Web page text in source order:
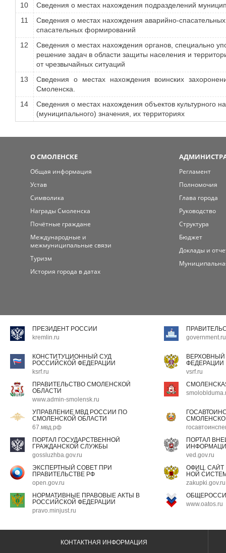
10
Сведения о местах нахождения подразделений
11
Сведения о местах нахождения аварийно-
спасательных формирований
12
Сведения о местах нахождения органов, специально
решение задач в области защиты населения и
от чрезвычайных ситуаций
13
Сведения о местах нахождения воинских
Смоленска.
14
Сведения о местах нахождения объектов культурного
(муниципального) значения, их территориях
О СМОЛЕНСКЕ
Общая информация
Устав
Символика
Награды Смоленска
Почётные граждане
Международные и
межмуниципальные связи
Туризм
История города в датах
Регламент
Полномочия
Глава города
Руководство
Структура
Бюджет
Доклады и
ПРЕЗИДЕНТ РОССИИ
kremlin.ru
government.ru
КОНСТИТУЦИОННЫЙ СУД
РОССИЙСКОЙ ФЕДЕРАЦИИ
ksrf.ru
ФЕДЕРАЦИИ
vsrf.ru
ПРАВИТЕЛЬСТВО СМОЛЕНСКОЙ
ОБЛАСТИ
www.admin-smolensk.ru
УПРАВЛЕНИЕ МВД РОССИИ ПО
СМОЛЕНСКОЙ ОБЛАСТИ
67.мвд.рф
ПОРТАЛ ГОСУДАРСТВЕННОЙ
ГРАЖДАНСКОЙ СЛУЖБЫ
gossluzhba.gov.ru
ПОРТАЛ
ved.gov.ru
ЭКСПЕРТНЫЙ СОВЕТ ПРИ
ПРАВИТЕЛЬСТВЕ РФ
open.gov.ru
ОФИЦ.
НОЙ
zakupki.gov.ru
НОРМАТИВНЫЕ ПРАВОВЫЕ АКТЫ В
РОССИЙСКОЙ ФЕДЕРАЦИИ
pravo.minjust.ru
www.oatos.ru
КОНТАКТНАЯ ИНФОРМАЦИЯ